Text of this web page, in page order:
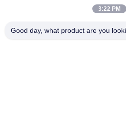
Τα ενήλικα παιδιά κάμπτουν το
διευθετήσιμο Gorras επιτροπής
3:22 PM
Good day, what product are you